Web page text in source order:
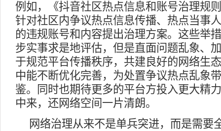
例如，《抖音社区热点信息和账号治理规
针对社区内争议热点信息传播、热点当事
的违规账号和内容提出治理方案。这些举
步实事求是地评估，但是直面问题乱象、
于规范平台传播秩序，共建良好的网络生
中能不断优化完善，为处置争议热点乱象
鉴。同时也期待更多的平台方投入更大精
中来，还网络空间一片清朗。
网络治理从来不是单兵突进，而是需要